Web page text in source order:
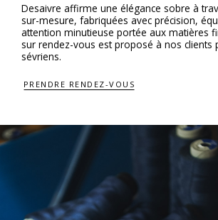
Desaivre affirme une élégance sobre à
sur-mesure, fabriquées avec précision,
attention minutieuse portée aux matières
sur rendez-vous est proposé à nos clients
sévriens.
PRENDRE RENDEZ-VOUS